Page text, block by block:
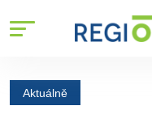
Aktuálně